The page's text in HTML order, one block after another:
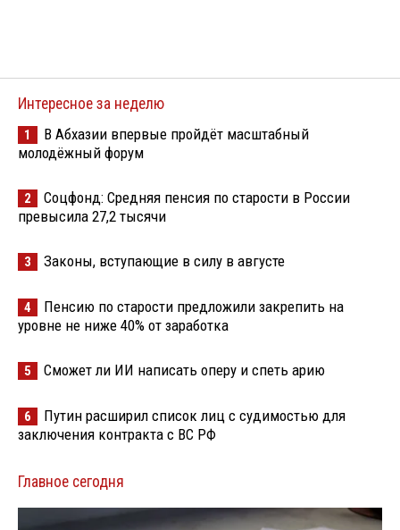
Интересное за неделю
1
В Абхазии впервые пройдёт масштабный
молодёжный форум
2
Соцфонд: Средняя пенсия по старости в России
превысила 27,2 тысячи
3 Законы, вступающие в силу в августе
4
Пенсию по старости предложили закрепить на
уровне не ниже 40% от заработка
5 Сможет ли ИИ написать оперу и спеть арию
6
Путин расширил список лиц с судимостью для
заключения контракта с ВС РФ
Главное сегодня